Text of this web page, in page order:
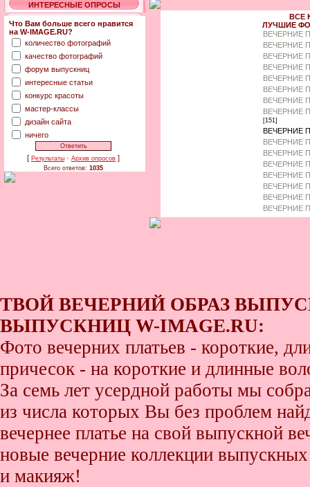
ИНТЕРЕСНЫЕ ОПРОСЫ
Что Вам больше всего нравится
на W-IMAGE.RU?
количество фотографий
качество фотографий
форум выпускниц
интересные статьи
конкурс красоты
мастер-классы
дизайн сайта
ничего
[ Результаты · Архив опросов ]
Всего ответов: 1035
ВСЕ
ЛУЧШИЕ
ВЕЧЕРНИЕ
ВЕЧЕРНИЕ
ВЕЧЕРНИЕ
ВЕЧЕРНИЕ
ВЕЧЕРНИЕ
ВЕЧЕРНИЕ
ВЕЧЕРНИЕ
ВЕЧЕРНИЕ
[151]
ВЕЧЕРНИЕ
ВЕЧЕРНИЕ
ВЕЧЕРНИЕ
ВЕЧЕРНИЕ
ВЕЧЕРНИЕ
ВЕЧЕРНИЕ
ВЕЧЕРНИЕ
ВЕЧЕРНИЕ
ТВОЙ ВЕЧЕРНИЙ ОБРАЗ
ВЫПУСКНИЦ W-IMAGE.RU:
Фото вечерних платьев - короткие,
причесок - на короткие и длинные
За семь лет усердной работы мы
из числа которых Вы без проблем
вечернее платье на свой выпускной
новые вечерние коллекции
и макияж!